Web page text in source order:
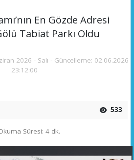
En Gözde Adresi
Tabiat Parkı Oldu
2026 - Salı - Güncelleme: 02.06.2026
23:12:00
533
Süresi: 4 dk.